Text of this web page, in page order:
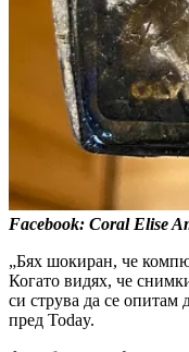
Facebook: Coral Elise
„Бях шокиран, че
Когато видях, че
си струва да се опитам
пред Today.